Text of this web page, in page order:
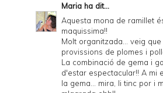
Maria ha dit...
Aquesta mona de ramillet
maquissima!!
Molt organitzada... veig
provissions de plomes i
La combinació de gema i
d'estar espectacular!! A mi
la gema... mira, li tinc por i